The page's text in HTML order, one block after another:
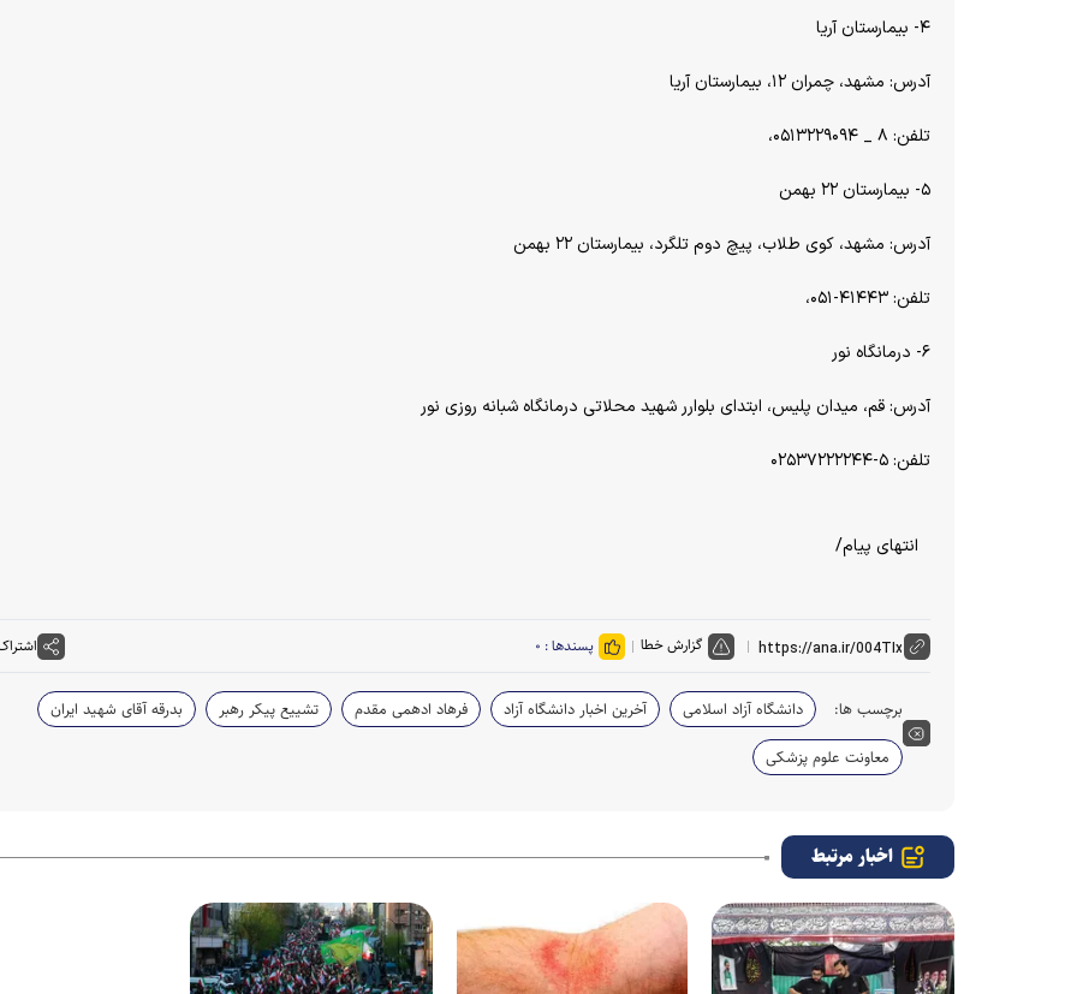
۴- بیمارستان آریا
آدرس: مشهد، چمران ۱۲، بیمارستان آریا
تلفن: ۸ _ ۰۵۱۳۲۲۹۰۹۴،
۵- بیمارستان ۲۲ بهمن
آدرس: مشهد، کوی طلاب، پیچ دوم تلگرد، بیمارستان ۲۲ بهمن
تلفن: ۴۱۴۴۳-۰۵۱،
۶- درمانگاه نور
آدرس: قم، میدان پلیس، ابتدای بلوارر شهید محلاتی درمانگاه شبانه روزی نور
تلفن: ۵-۰۲۵۳۷۲۲۲۲۴۴
انتهای پیام/
گزارش خطا پسندها : ۰
برچسب ها: دانشگاه آزاد اسلامی آخرین اخبار دانشگاه آزاد فرهاد ادهمی مقدم تشییع پیکر رهبر
بدرقه آقای شهید ایران
معاونت علوم پزشکی
اخبار مرتبط